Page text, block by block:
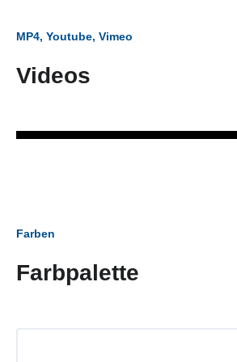
MP4, Youtube, Vimeo
Videos
Farben
Farbpalette